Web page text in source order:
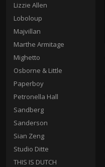
Lizzie Allen
Loboloup
Majvillan
Marthe Armitage
Mighetto
Osborne & Little
Paperboy
Petronella Hall
Sandberg
Sanderson
Sian Zeng
Studio Ditte
THIS IS DUTCH